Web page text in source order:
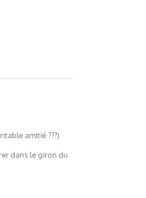
amitié ???)
dans le giron du